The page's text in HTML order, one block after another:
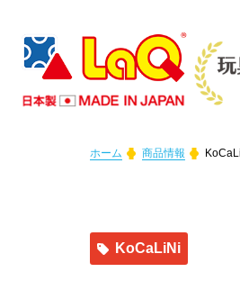
About LaQ
LaQは、たった７種
Product
あなたの好きがきっ
Event
LaQを楽しむイベン
Gallery
LaQ初心者から上級
Contest
全国のLaQファンの
News
LaQのニュースや商
Support
お問い合わせやご意
ホーム 商品情報
KoCaLiNi